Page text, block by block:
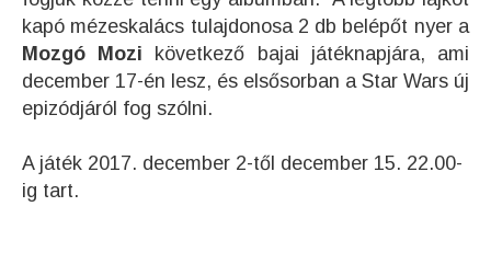
kapó mézeskalács tulajdonosa 2 db belépőt nyer a
Mozgó Mozi következő bajai játéknapjára, ami
december 17-én lesz, és elsősorban a Star Wars új
epizódjáról fog szólni.
A játék 2017. december 2-től december 15. 22.00-
ig tart.